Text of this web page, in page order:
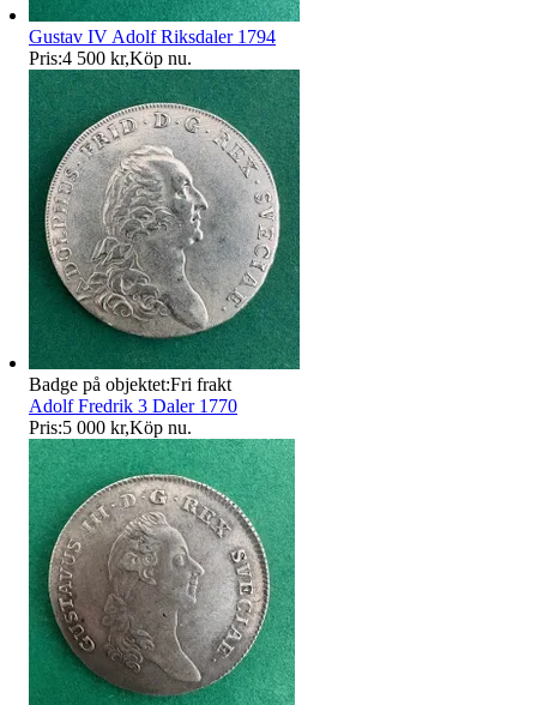
Gustav IV Adolf Riksdaler 1794
Pris:4 500 kr,Köp nu.
Badge på objektet:Fri frakt
Adolf Fredrik 3 Daler 1770
Pris:5 000 kr,Köp nu.